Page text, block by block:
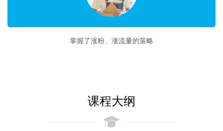
收获三
掌握了涨粉、涨流量的策略
课程大纲